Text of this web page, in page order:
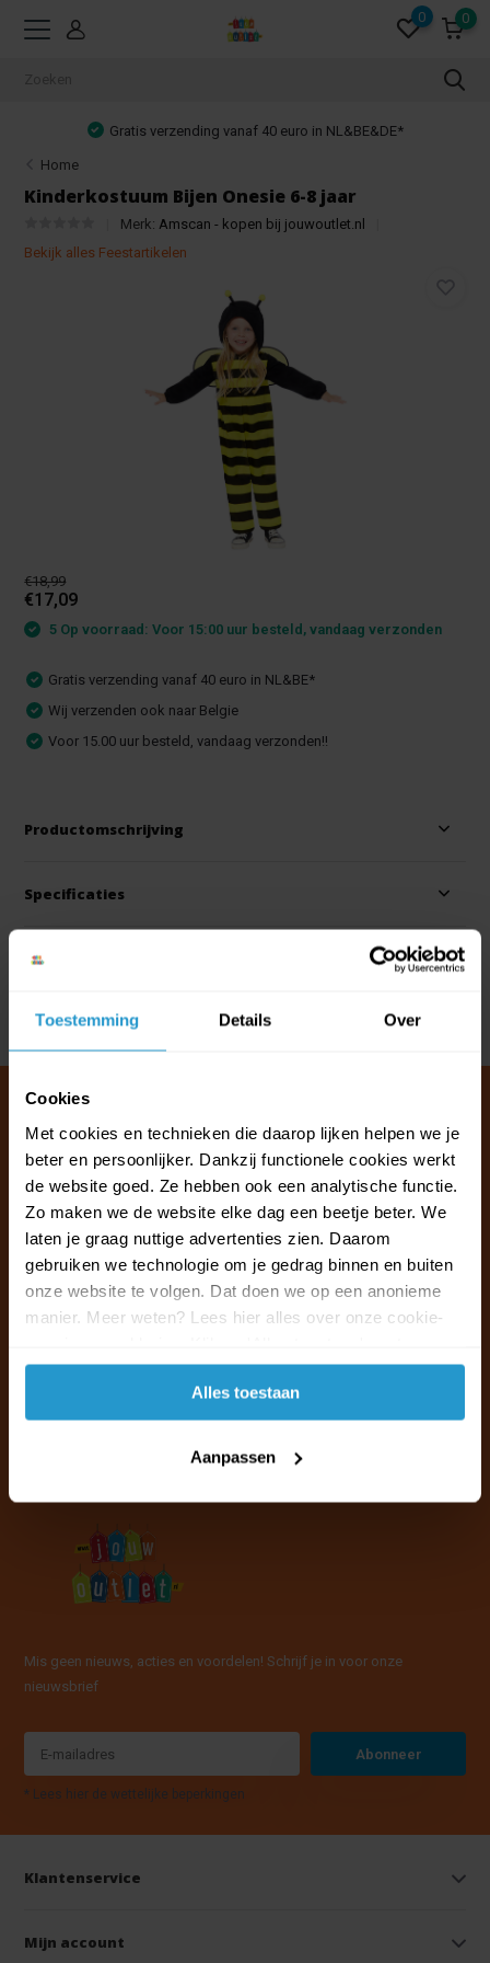
Toestemming Details Over
Cookies
Met cookies en technieken die daarop lijken helpen we je
beter en persoonlijker. Dankzij functionele cookies werkt
de website goed. Ze hebben ook een analytische functie.
Zo maken we de website elke dag een beetje beter. We
laten je graag nuttige advertenties zien. Daarom
gebruiken we technologie om je gedrag binnen en buiten
onze website te volgen. Dat doen we op een anonieme
manier. Meer weten? Lees hier alles over onze cookie-
accepteren.
Alles toestaan
Aanpassen
0 0
Gratis verzending vanaf 40 euro in NL&BE&DE*
Home
Kinderkostuum Bijen Onesie 6-8 jaar
Merk: Amscan - kopen bij jouwoutlet.nl
Bekijk alles Feestartikelen
€18,99
€17,09
5 Op voorraad: Voor 15:00 uur besteld, vandaag verzonden
Gratis verzending vanaf 40 euro in NL&BE*
Wij verzenden ook naar Belgie
Voor 15.00 uur besteld, vandaag verzonden!!
Productomschrijving
Specificaties
Reviews
Delen
Klantenservice & FAQ
Wij staan voor u klaar.
Ma t/m vr van 09:30 - 16:00 telefonisch
+31 (0)13 785 62 41
info@jouwoutlet.nl
Mis geen nieuws, acties en voordelen! Schrijf je in voor onze
nieuwsbrief
Abonneer
* Lees hier de wettelijke beperkingen
Klantenservice
Mijn account